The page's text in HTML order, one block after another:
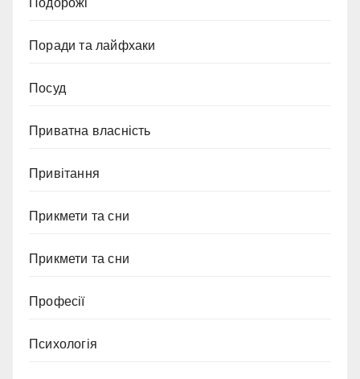
Подорожі
Поради та лайфхаки
Посуд
Приватна власність
Привітання
Прикмети та сни
Прикмети та сни
Професії
Психологія